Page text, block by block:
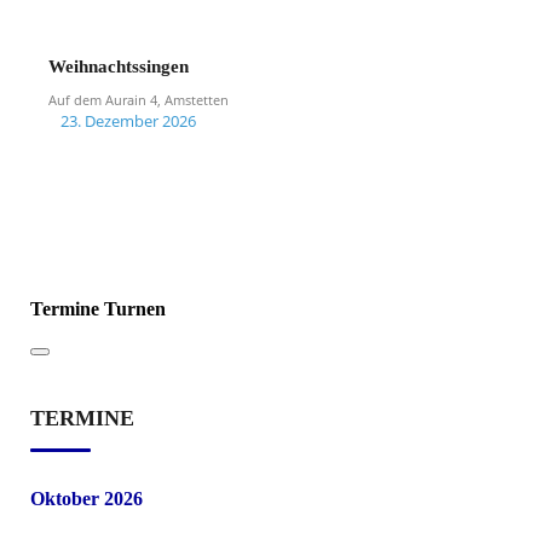
Weihnachtssingen
Auf dem Aurain 4, Amstetten
23. Dezember 2026
Termine Turnen
TERMINE
Oktober 2026